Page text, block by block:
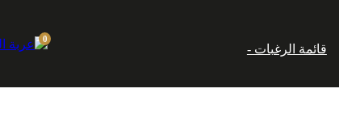
قائمة الرغبات -
0